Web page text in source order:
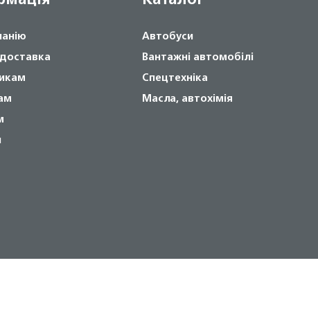
Автобуси
Вантажні автомобілі
Спецтехніка
Масла, автохімія